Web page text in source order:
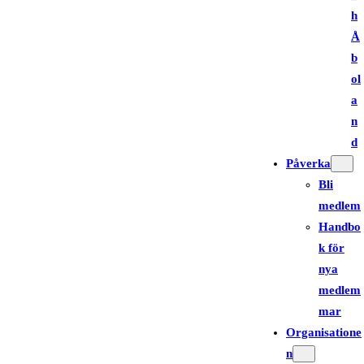
h
Å
b
ol
a
n
d
Påverka
Bli
medlem
Handbo
k för
nya
medlem
mar
Organisatione
n